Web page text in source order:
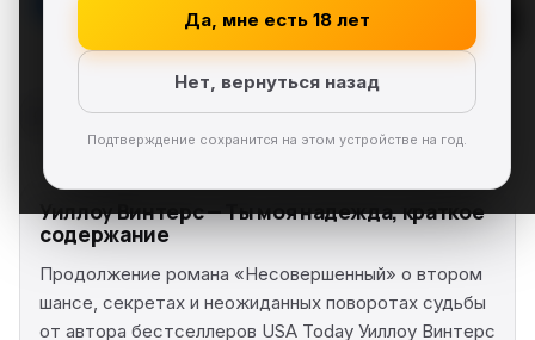
Да, мне есть 18 лет
Нет, вернуться назад
Подтверждение сохранится на этом устройстве на год.
Читать
В библиотеку
Уиллоу Винтерс — Ты моя надежда, краткое
содержание
Продолжение романа «Несовершенный» о втором
шансе, секретах и неожиданных поворотах судьбы
от автора бестселлеров USA Today Уиллоу Винтерс